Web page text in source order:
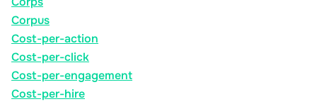
Corpus
Cost-per-action
Cost-per-click
Cost-per-engagement
Cost-per-hire